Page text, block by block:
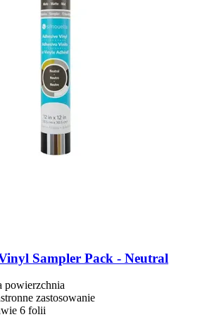
Sampler Pack -​ Neutral
powierzchnia
zastosowanie
6 folii